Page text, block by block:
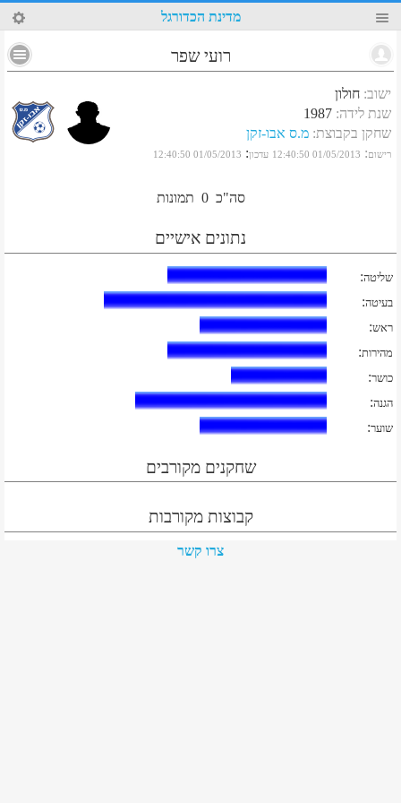
75 מדינת הכדורגל
רועי שפר
ישוב: חולון
שנת לידה:
1987
שחקן בקבוצת: מ.ס אבו-זקן
רישום:
01/05/2013 12:40:50 עדכון:
01/05/2013 12:40:50
סה"כ 0 תמונות
נתונים אישיים
שליטה:
בעיטה:
ראש:
מהירות:
כושר:
הגנה:
שוער:
שחקנים מקורבים
קבוצות מקורבות
צרו קשר